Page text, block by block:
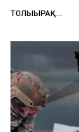
ТОЛЫҒЫРАҚ...